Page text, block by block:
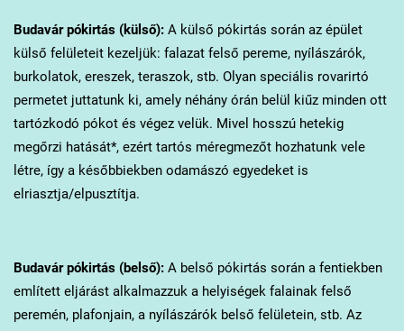
Budavárpókirtás (külső):A külső pókirtás során az épület
külső felületeit kezeljük: falazat felső pereme, nyílászárók,
burkolatok, ereszek, teraszok, stb. Olyan speciális rovarirtó
permetet juttatunk ki, amely néhány órán belül kiűz minden ott
tartózkodó pókot és végez velük. Mivel hosszú hetekig
megőrzi hatását*, ezért tartós méregmezőt hozhatunk vele
létre, így a későbbiekben odamászó egyedeket is
elriasztja/elpusztítja.
Budavárpókirtás (belső): A belső pókirtás során a fentiekben
említett eljárást alkalmazzuk a helyiségek falainak felső
peremén, plafonjain, a nyílászárók belső felületein, stb. Az